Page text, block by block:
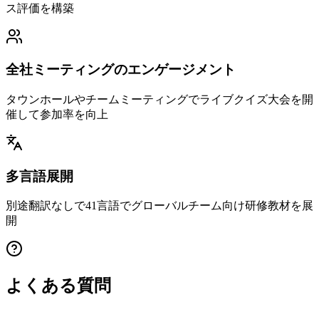
ス評価を構築
全社ミーティングのエンゲージメント
タウンホールやチームミーティングでライブクイズ大会を開
催して参加率を向上
多言語展開
別途翻訳なしで41言語でグローバルチーム向け研修教材を展
開
よくある質問